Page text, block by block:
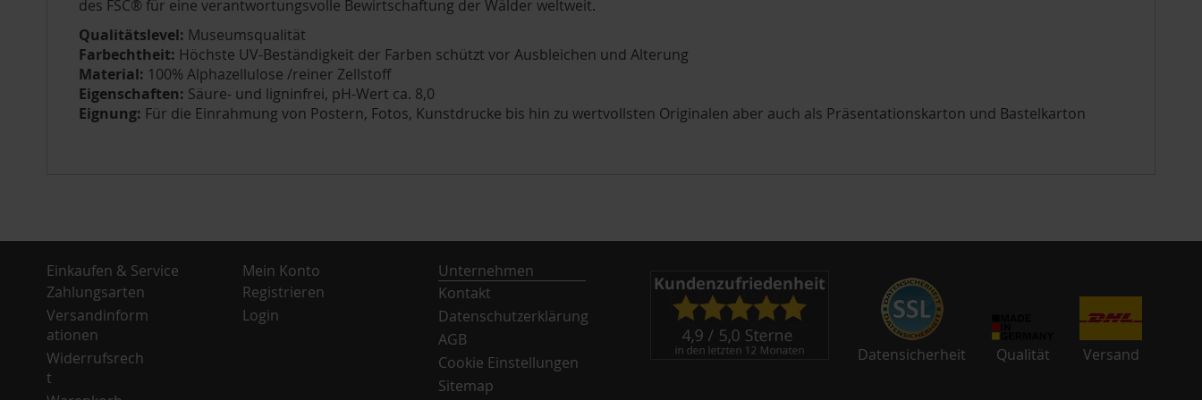
des FSC® für eine verantwortungsvolle Bewirtschaftung der Wälder weltweit.
Qualitätslevel: Museumsqualität
Farbechtheit: Höchste UV-Beständigkeit der Farben schützt vor Ausbleichen und Alterung
Material: 100% Alphazellulose /reiner Zellstoff
Eigenschaften: Säure- und ligninfrei, pH-Wert ca. 8,0
Eignung: Für die Einrahmung von Postern, Fotos, Kunstdrucke bis hin zu wertvollsten Originalen aber auch als Präsentationskarton und Bastelkarton
Einkaufen & Service
Zahlungsarten
Versandinform
ationen
Widerrufsrech
t
Mein Konto
Registrieren
Login
Unternehmen
Kontakt
Datenschutzerklärung
AGB
Cookie Einstellungen
Sitemap
Datensicherheit Qualität Versand